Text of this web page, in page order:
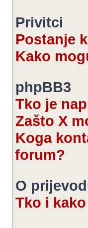
Privitci
Postanje
Kako
phpBB3
Tko je
Zašto X
Koga
forum?
O
Tko i